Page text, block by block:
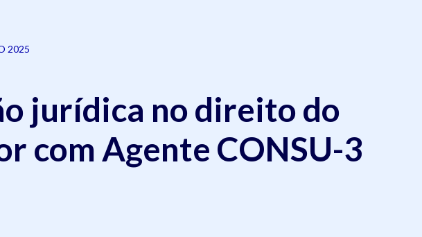
2025
jurídica no direito do
com Agente CONSU-3